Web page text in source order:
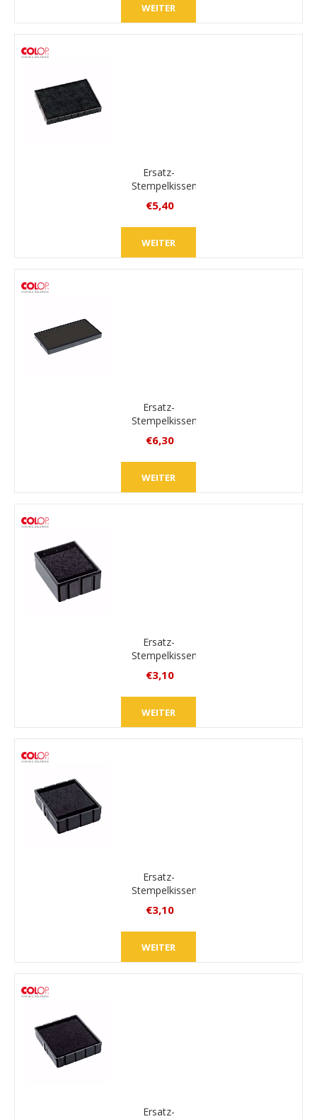
zzgl.
WEITER
Ersatz-
Stempelkissen
Colop E/55
€5,40
zzgl.
WEITER
Ersatz-
Stempelkissen
Colop E/60
€6,30
zzgl.
WEITER
Ersatz-
Stempelkissen
Colop
E/Q12
€3,10
zzgl.
WEITER
Ersatz-
Stempelkissen
Colop
E/Q17
€3,10
zzgl.
WEITER
Ersatz-